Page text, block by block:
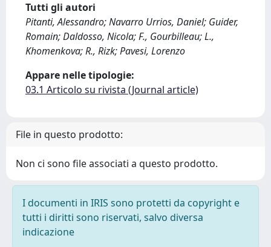
Tutti gli autori
Pitanti, Alessandro; Navarro Urrios, Daniel; Guider,
Romain; Daldosso, Nicola; F., Gourbilleau; L.,
Khomenkova; R., Rizk; Pavesi, Lorenzo
Appare nelle tipologie:
03.1 Articolo su rivista (Journal article)
File in questo prodotto:
Non ci sono file associati a questo prodotto.
I documenti in IRIS sono protetti da copyright e
tutti i diritti sono riservati, salvo diversa
indicazione